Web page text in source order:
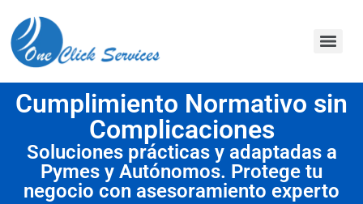
Cumplimiento Normativo sin
Complicaciones
Soluciones prácticas y adaptadas a
Pymes y Autónomos. Protege tu
negocio con asesoramiento experto